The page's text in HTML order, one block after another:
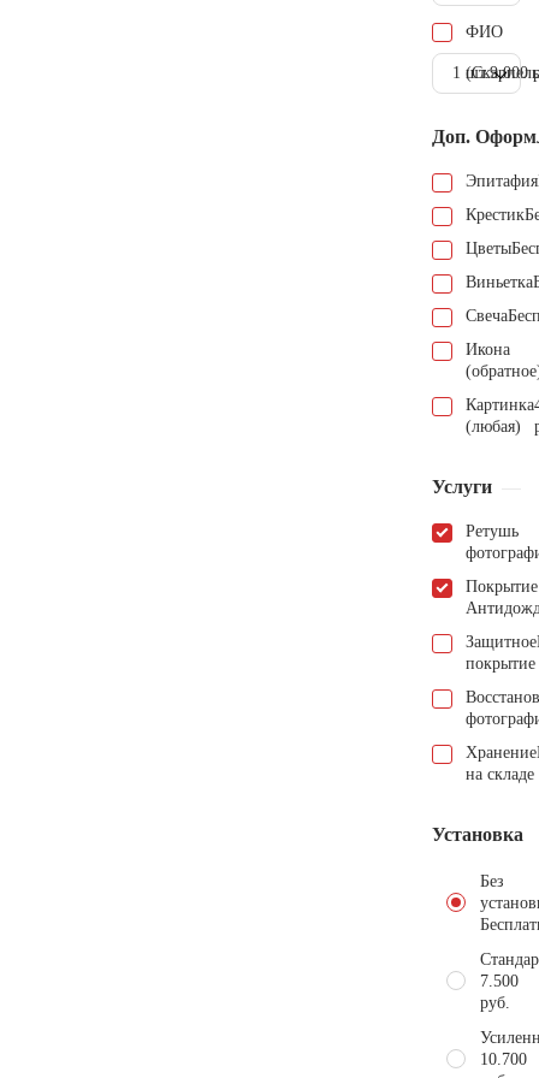
ФИО
1 шт.9.000
Доп.
Эпитафия
Крестик
Цветы
Виньетка
Свеча
Икона
Картинка
(любая)
Услуги
Ретушь
Покрытие
Защитное
покрытие
Хранение
на складе
Установка
Без
7.500
руб.
10.700